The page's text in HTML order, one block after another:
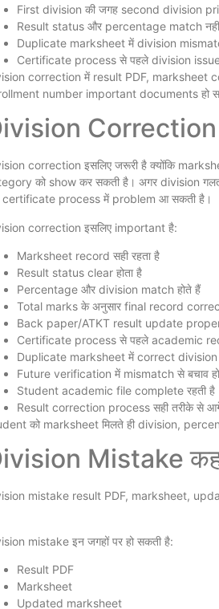
First division की जगह second division
Result status और percentage match
Duplicate marksheet में division
Certificate process से पहले division issue
correction में result PDF,
number important documents हो
Correction
correction इसलिए जरूरी है क्योंकि
को show कर सकती है। अगर division
process में problem आ सकती है।
correction इसलिए important है:
Marksheet record सही रहता है
Result status clear होता है
Percentage और division match होते हैं
Total marks के अनुसार final record correct
Back paper/ATKT result update
Certificate process से पहले academic
Duplicate marksheet में correct division
Future verification में mismatch से बचाव
Student academic file complete रहती है
Result correction process सही तरीके से
को marksheet मिलते ही division,
Mistake
mistake result PDF, marksheet,
mistake इन जगहों पर हो सकती है:
Result PDF
Marksheet
Updated marksheet